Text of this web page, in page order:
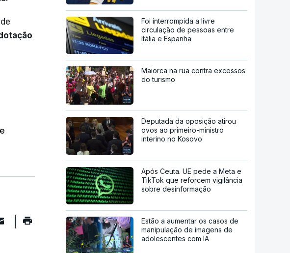
Foi interrompida a livre
circulação de pessoas entre
Itália e Espanha
Maiorca na rua contra excessos
do turismo
Deputada da oposição atirou
ovos ao primeiro-ministro
interino no Kosovo
Após Ceuta. UE pede a Meta e
TikTok que reforcem vigilância
sobre desinformação
Estão a aumentar os casos de
manipulação de imagens de
adolescentes com IA